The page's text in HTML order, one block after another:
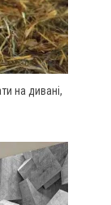
на дивані,